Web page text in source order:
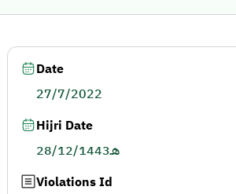
Date
27/7/2022
Hijri Date
28/12/1443هـ
Violations Id